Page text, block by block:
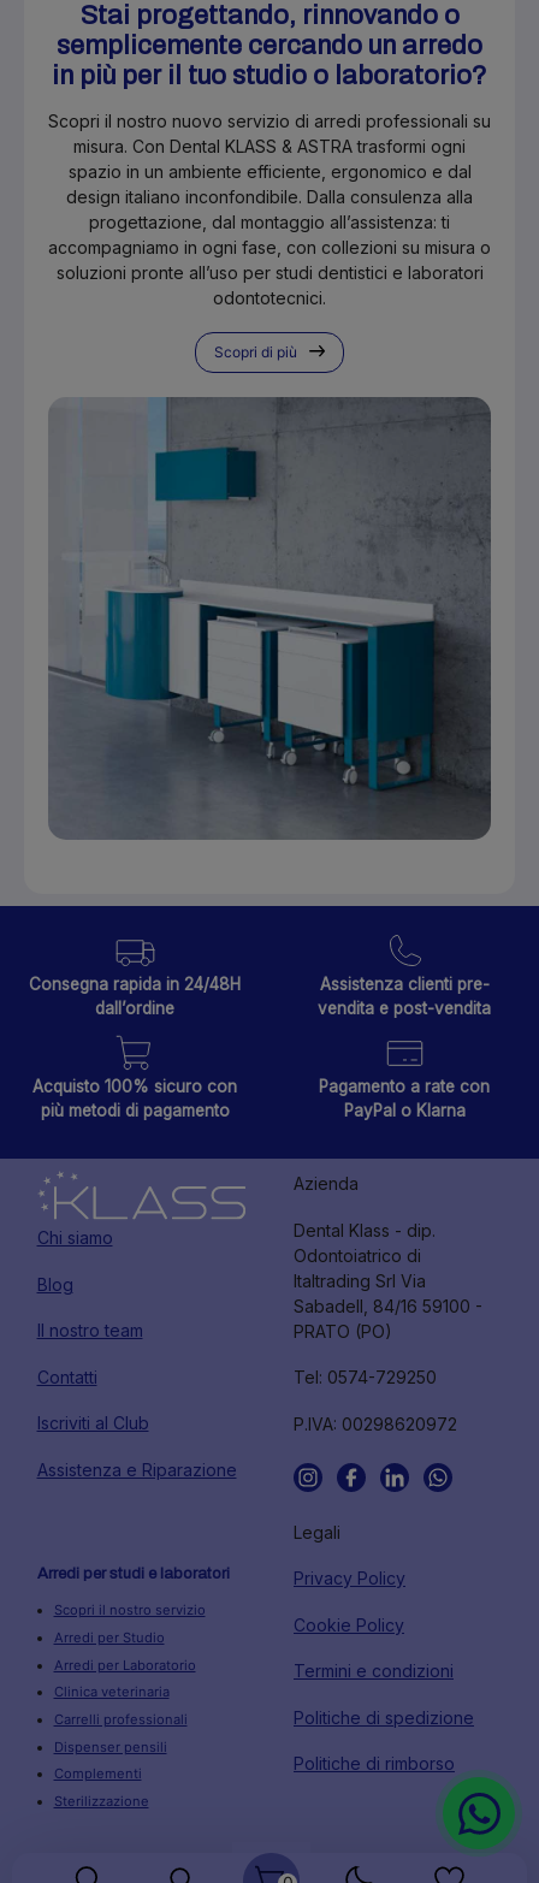
Stai progettando, rinnovando o
semplicemente cercando un arredo
in più per il tuo studio o laboratorio?
Scopri il nostro nuovo servizio di arredi professionali su
misura. Con Dental KLASS & ASTRA trasformi ogni
spazio in un ambiente efficiente, ergonomico e dal
design italiano inconfondibile. Dalla consulenza alla
progettazione, dal montaggio all’assistenza: ti
accompagniamo in ogni fase, con collezioni su misura o
soluzioni pronte all’uso per studi dentistici e laboratori
odontotecnici.
Scopri di più
Consegna rapida in 24/48H
dall’ordine
Assistenza clienti pre-
vendita e post-vendita
Acquisto 100% sicuro con
più metodi di pagamento
Pagamento a rate con
PayPal o Klarna
Chi siamo
Blog
Il nostro team
Contatti
Iscriviti al Club
Assistenza e Riparazione
Azienda
Dental Klass - dip.
Odontoiatrico di
Italtrading Srl Via
Sabadell, 84/16 59100 -
PRATO (PO)
Tel: 0574-729250
P.IVA: 00298620972
Arredi per studi e laboratori
Scopri il nostro servizio
Arredi per Studio
Arredi per Laboratorio
Clinica veterinaria
Carrelli professionali
Dispenser pensili
Complementi
Sterilizzazione
Legali
Privacy Policy
Cookie Policy
Termini e condizioni
Politiche di spedizione
Politiche di rimborso